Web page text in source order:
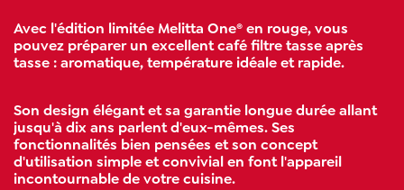
Avec l'édition limitée Melitta One® en rouge, vous
pouvez préparer un excellent café filtre tasse après
tasse : aromatique, température idéale et rapide.
Son design élégant et sa garantie longue durée allant
jusqu'à dix ans parlent d'eux-mêmes. Ses
fonctionnalités bien pensées et son concept
d'utilisation simple et convivial en font l'appareil
incontournable de votre cuisine.